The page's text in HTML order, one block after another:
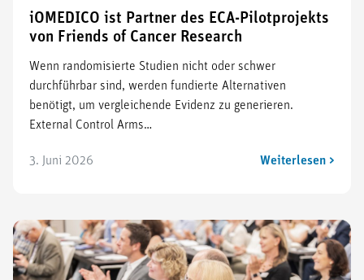
iOMEDICO ist Partner des ECA-Pilotprojekts
von Friends of Cancer Research
Wenn randomisierte Studien nicht oder schwer
durchführbar sind, werden fundierte Alternativen
benötigt, um vergleichende Evidenz zu generieren.
External Control Arms…
3. Juni 2026 Weiterlesen >